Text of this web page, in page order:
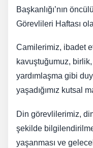
Başkanlığı’nın
Görevlileri Haftası
Camilerimiz, ibadet
kavuştuğumuz,
yardımlaşma gibi
yaşadığımız kutsal
Din görevlilerimiz,
şekilde
yaşanması ve